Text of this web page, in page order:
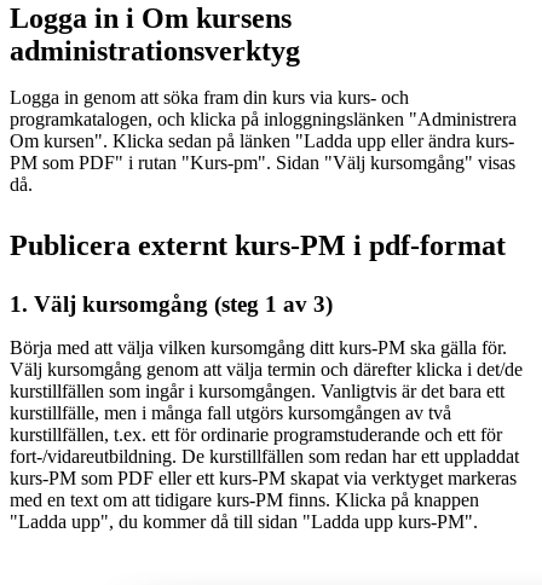
Logga in i Om kursens
administrationsverktyg
Logga in genom att söka fram din kurs via kurs- och
programkatalogen, och klicka på inloggningslänken "Administrera
Om kursen". Klicka sedan på länken "Ladda upp eller ändra kurs-
PM som PDF" i rutan "Kurs-pm". Sidan "Välj kursomgång" visas
då.
Publicera externt kurs-PM i pdf-format
1. Välj kursomgång (steg 1 av 3)
Börja med att välja vilken kursomgång ditt kurs-PM ska gälla för.
Välj kursomgång genom att välja termin och därefter klicka i det/de
kurstillfällen som ingår i kursomgången. Vanligtvis är det bara ett
kurstillfälle, men i många fall utgörs kursomgången av två
kurstillfällen, t.ex. ett för ordinarie programstuderande och ett för
fort-/vidareutbildning. De kurstillfällen som redan har ett uppladdat
kurs-PM som PDF eller ett kurs-PM skapat via verktyget markeras
med en text om att tidigare kurs-PM finns. Klicka på knappen
"Ladda upp", du kommer då till sidan "Ladda upp kurs-PM".